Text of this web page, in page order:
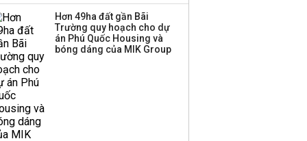
Hơn 49ha đất gần Bãi
Trường quy hoạch cho dự
án Phú Quốc Housing và
bóng dáng của MIK Group